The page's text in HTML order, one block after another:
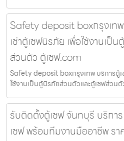
Safety deposit boxกรุงเท
เช่าตู้เซฟนิรภัย เพื่อใช้งานเป็
ส่วนตัว ตู้เซฟ.com
Safety deposit boxกรุงเทพ บริการตู้เ
ใช้งานเป็นตู้นิรภัยส่วนตัวและตู้เซฟส่วนตั
รับติดตั้งตู้เซฟ จันทบุรี บริกา
เซฟ พร้อมทีมงานมืออาชีพ รา